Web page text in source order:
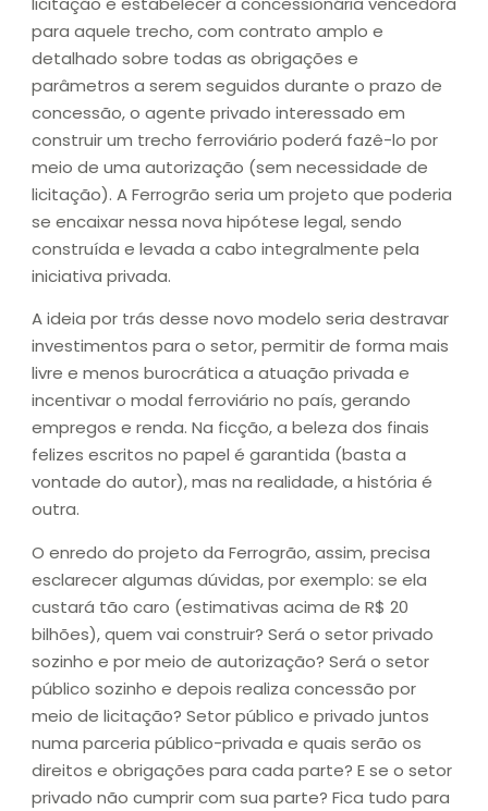
para aquele trecho, com contrato amplo e
detalhado sobre todas as obrigações e
parâmetros a serem seguidos durante o prazo de
concessão, o agente privado interessado em
construir um trecho ferroviário poderá fazê-lo por
meio de uma autorização (sem necessidade de
licitação). A Ferrogrão seria um projeto que poderia
se encaixar nessa nova hipótese legal, sendo
construída e levada a cabo integralmente pela
iniciativa privada.
A ideia por trás desse novo modelo seria destravar
investimentos para o setor, permitir de forma mais
livre e menos burocrática a atuação privada e
incentivar o modal ferroviário no país, gerando
empregos e renda. Na ficção, a beleza dos finais
felizes escritos no papel é garantida (basta a
vontade do autor), mas na realidade, a história é
outra.
O enredo do projeto da Ferrogrão, assim, precisa
esclarecer algumas dúvidas, por exemplo: se ela
custará tão caro (estimativas acima de R$ 20
bilhões), quem vai construir? Será o setor privado
sozinho e por meio de autorização? Será o setor
público sozinho e depois realiza concessão por
meio de licitação? Setor público e privado juntos
numa parceria público-privada e quais serão os
direitos e obrigações para cada parte? E se o setor
privado não cumprir com sua parte? Fica tudo para